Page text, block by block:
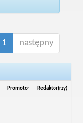
1 następny
Promotor Redaktor(rzy)
- -